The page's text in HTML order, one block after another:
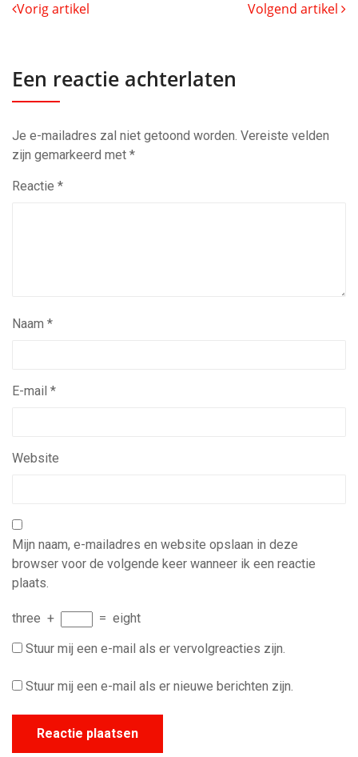
Vorig artikel Volgend artikel
Een reactie achterlaten
Je e-mailadres zal niet getoond worden. Vereiste velden
zijn gemarkeerd met *
Reactie *
Naam *
E-mail *
Website
Mijn naam, e-mailadres en website opslaan in deze
browser voor de volgende keer wanneer ik een reactie
plaats.
three + = eight
Stuur mij een e-mail als er vervolgreacties zijn.
Stuur mij een e-mail als er nieuwe berichten zijn.